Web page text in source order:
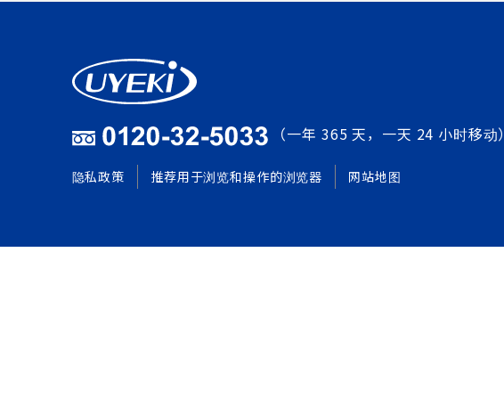
（一年 365 天，一天 24 小时移动）
隐私政策 推荐用于浏览和操作的浏览器 网站地图